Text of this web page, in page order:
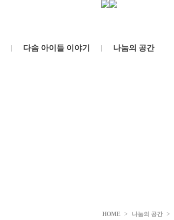
| 다솜 아이들 이야기 | 나눔의 공간
HOME > 나눔의 공간 >